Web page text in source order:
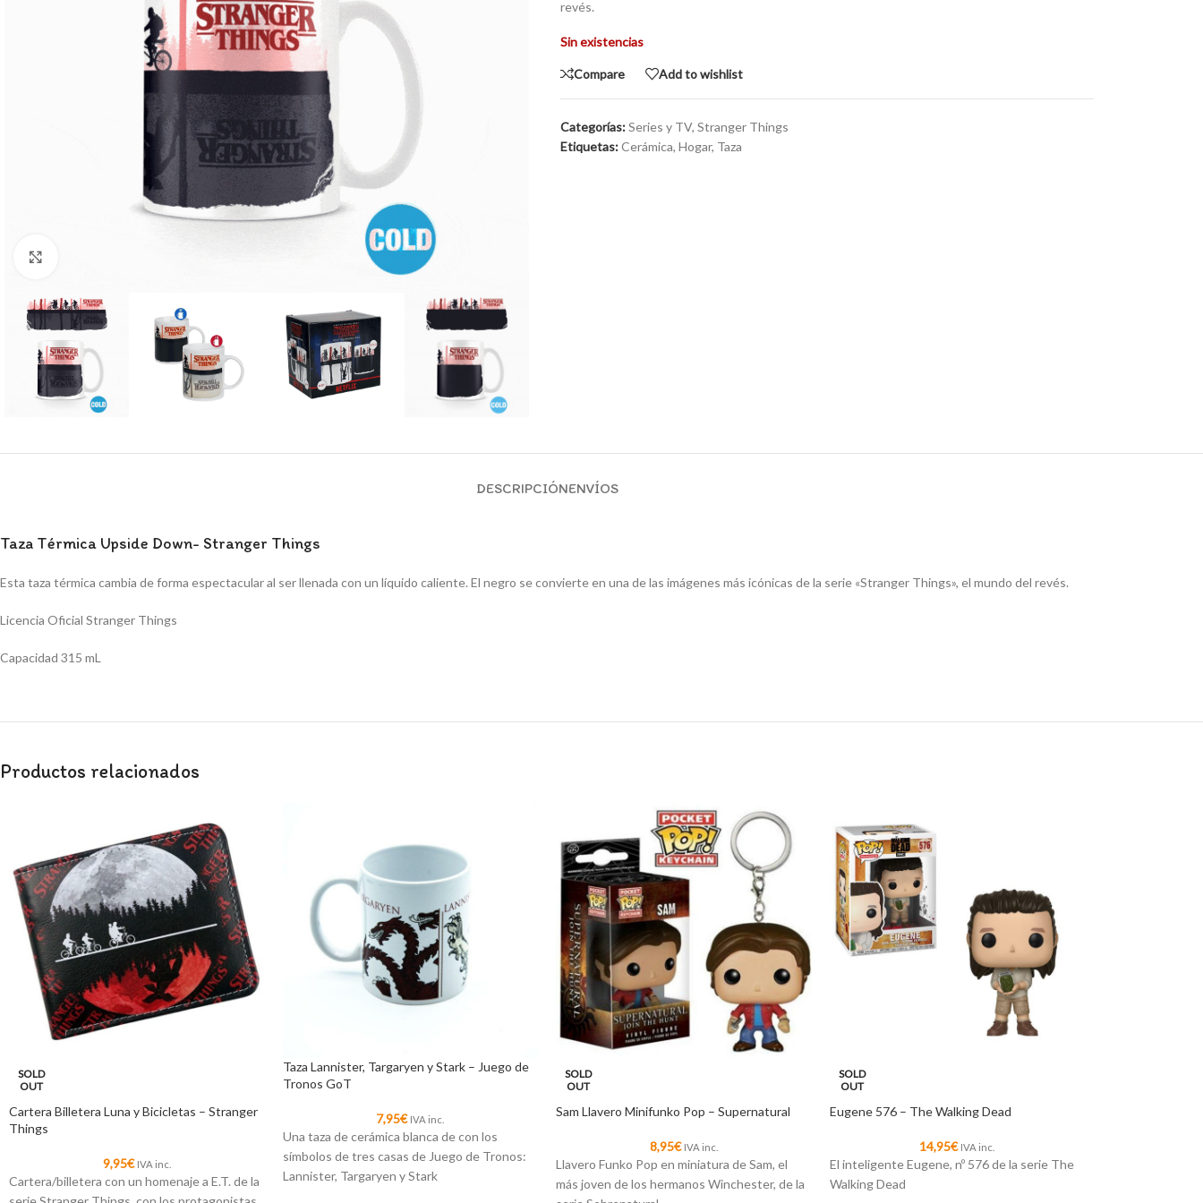
revés.
Sin existencias
Compare Add to wishlist
Categorías:Series y TV, Stranger Things
Etiquetas:Cerámica, Hogar, Taza
DESCRIPCIÓNENVÍOS
Taza Térmica Upside Down- Stranger Things
Esta taza térmica cambia de forma espectacular al ser llenada con un líquido caliente. El negro se convierte en una de las imágenes más icónicas de la serie «Stranger Things», el mundo del revés.
Licencia Oficial Stranger Things
Capacidad 315 mL
Productos relacionados
SOLD
OUT
Cartera Billetera Luna y Bicicletas – Stranger
Things
9,95€ IVA inc.
Cartera/billetera con un homenaje a E.T. de la
Taza Lannister, Targaryen y Stark – Juego de
Tronos GoT
7,95€ IVA inc.
Una taza de cerámica blanca de con los
símbolos de tres casas de Juego de Tronos:
Lannister, Targaryen y Stark
SOLD
OUT
Sam Llavero Minifunko Pop – Supernatural
8,95€ IVA inc.
Llavero Funko Pop en miniatura de Sam, el
más joven de los hermanos Winchester, de la
SOLD
OUT
Eugene 576 – The Walking Dead
14,95€ IVA inc.
El inteligente Eugene, nº 576 de la serie The
Walking Dead